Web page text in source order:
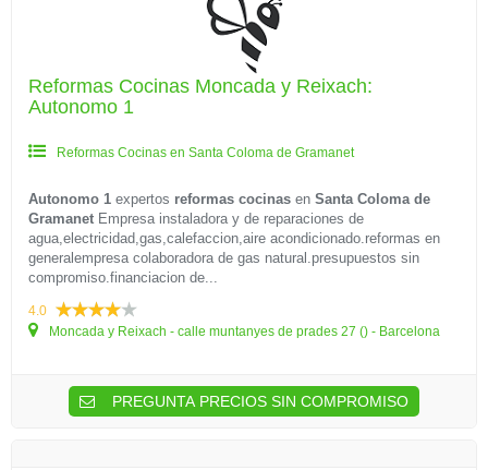
Reformas Cocinas Moncada y Reixach:
Autonomo 1
Reformas Cocinas en Santa Coloma de Gramanet
Autonomo 1 expertos reformas cocinas en Santa Coloma de
Gramanet Empresa instaladora y de reparaciones de
agua,electricidad,gas,calefaccion,aire acondicionado.reformas en
generalempresa colaboradora de gas natural.presupuestos sin
compromiso.financiacion de...
4.0
Moncada y Reixach - calle muntanyes de prades 27 () - Barcelona
PREGUNTA PRECIOS SIN COMPROMISO